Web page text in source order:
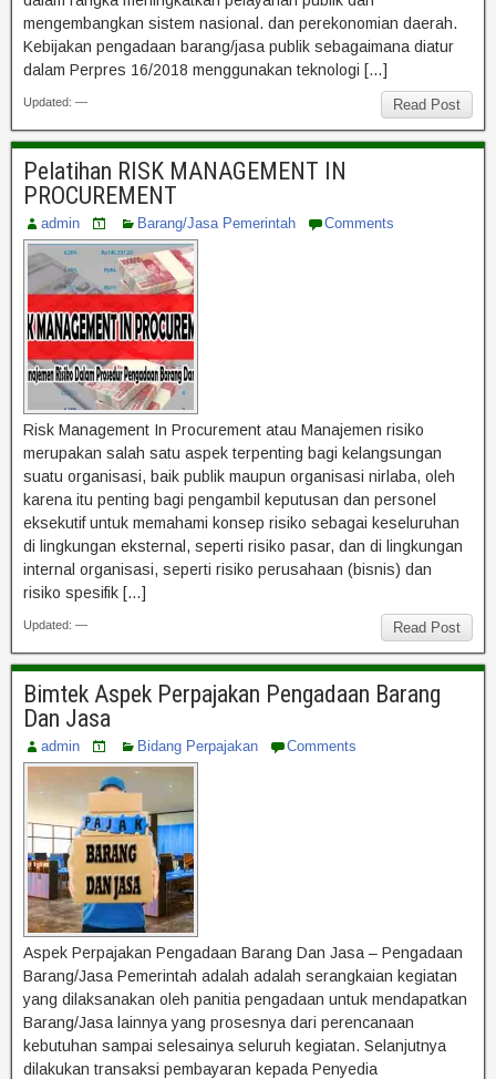
mengembangkan sistem nasional. dan perekonomian daerah.
Kebijakan pengadaan barang/jasa publik sebagaimana diatur
dalam Perpres 16/2018 menggunakan teknologi […]
Read Post
Updated: —
Pelatihan RISK MANAGEMENT IN
PROCUREMENT
admin Barang/Jasa Pemerintah Comments
Risk Management In Procurement atau Manajemen risiko
merupakan salah satu aspek terpenting bagi kelangsungan
suatu organisasi, baik publik maupun organisasi nirlaba, oleh
karena itu penting bagi pengambil keputusan dan personel
eksekutif untuk memahami konsep risiko sebagai keseluruhan
di lingkungan eksternal, seperti risiko pasar, dan di lingkungan
internal organisasi, seperti risiko perusahaan (bisnis) dan
risiko spesifik […]
Read Post
Updated: —
Bimtek Aspek Perpajakan Pengadaan Barang
Dan Jasa
admin Bidang Perpajakan Comments
Aspek Perpajakan Pengadaan Barang Dan Jasa – Pengadaan
Barang/Jasa Pemerintah adalah adalah serangkaian kegiatan
yang dilaksanakan oleh panitia pengadaan untuk mendapatkan
Barang/Jasa lainnya yang prosesnya dari perencanaan
kebutuhan sampai selesainya seluruh kegiatan. Selanjutnya
dilakukan transaksi pembayaran kepada Penyedia